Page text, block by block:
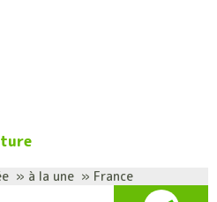
» à la une » France